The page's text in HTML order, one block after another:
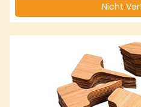
Nicht